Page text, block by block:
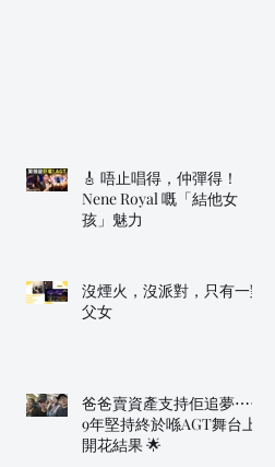
🎸 唔止唱得，仲彈得！
Nene Royal 嘅「結他女
孩」魅力
沒煙火，沒派對，只有一對
父女
爸爸賣資產支持佢追夢⋯⋯
9年堅持終於喺AGT舞台上
開花結果 🌟